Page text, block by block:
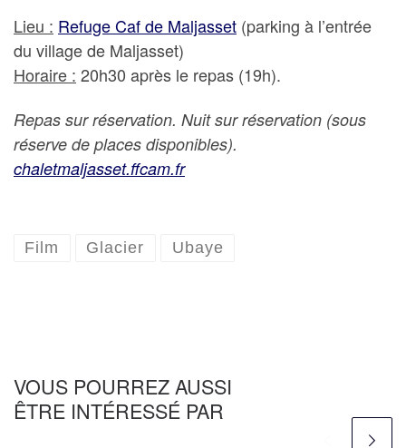
Lieu : Refuge Caf de Maljasset (parking à l’entrée
du village de Maljasset)
Horaire : 20h30 après le repas (19h).
Repas sur réservation. Nuit sur réservation (sous
réserve de places disponibles).
chaletmaljasset.ffcam.fr
Film Glacier Ubaye
VOUS POURREZ AUSSI
ÊTRE INTÉRESSÉ PAR